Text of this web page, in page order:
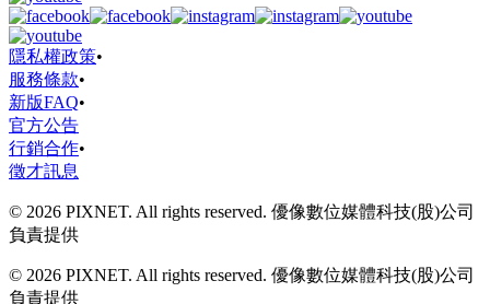
隱私權政策•
服務條款•
新版FAQ•
官方公告
行銷合作•
徵才訊息
© 2026 PIXNET. All rights reserved. 優像數位媒體科技(股)公司
負責提供
© 2026 PIXNET. All rights reserved. 優像數位媒體科技(股)公司
負責提供